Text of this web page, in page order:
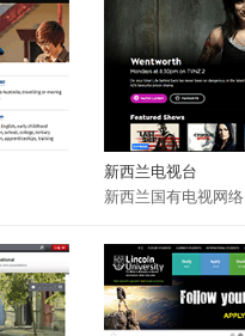
新西兰电视台
新西兰国有电视网络